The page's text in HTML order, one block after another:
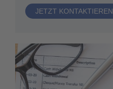
JETZT KONTAKTIEREN